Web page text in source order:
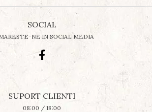
SOCIAL
NE IN SOCIAL MEDIA
SUPORT CLIENTI
08:00 / 18:00